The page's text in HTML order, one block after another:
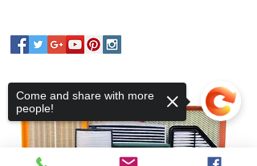
Come and share with more
people!